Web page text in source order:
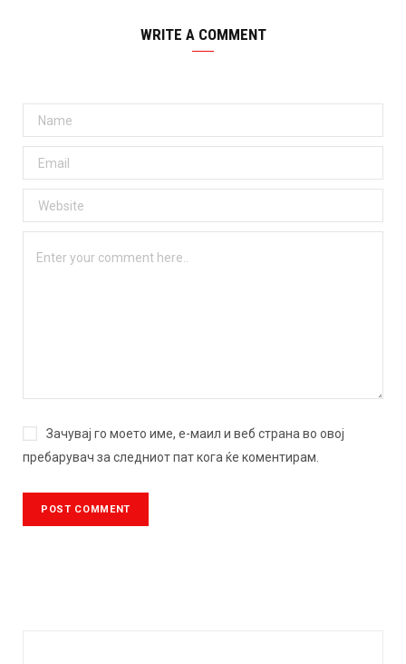
WRITE A COMMENT
Зачувај го моето име, е-маил и веб страна во овој
пребарувач за следниот пат кога ќе коментирам.